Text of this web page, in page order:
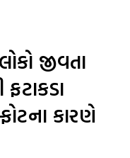
જીવતા
કારણે